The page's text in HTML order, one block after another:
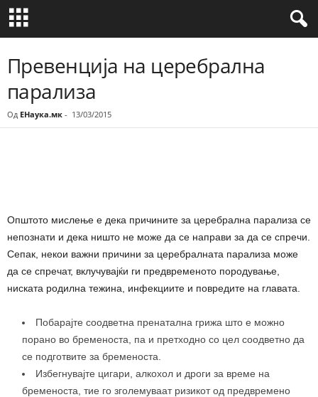
Превенција на церебрална
парализа
Од ЕНаука.мк - 13/03/2015
Општото мислење е дека причините за церебрална парализа се
непознати и дека ништо не може да се направи за да се спречи.
Сепак, некои важни причини за церебралната парализа може
да се спречат, вклучувајќи ги предвременото породување,
ниската родилна тежина, инфекциите и повредите на главата.
Побарајте соодветна пренатална грижа што е можно
порано во бременоста, па и претходно со цел соодветно да
се подготвите за бременоста.
Избегнувајте цигари, алкохол и дроги за време на
бременоста, тие го зголемуваат ризикот од предвремено